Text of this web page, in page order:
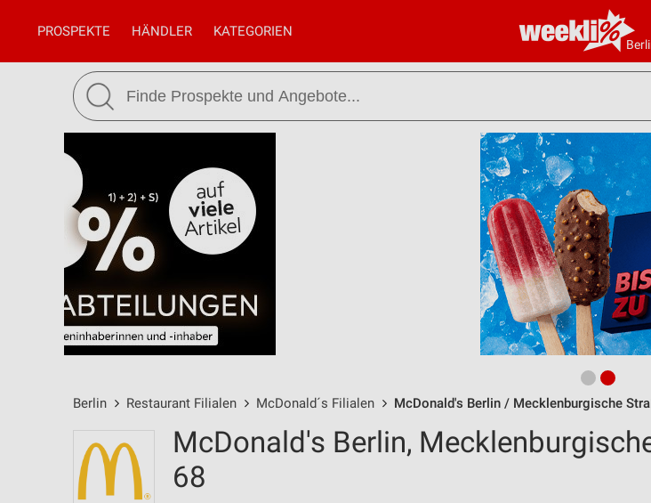
PROSPEKTE HÄNDLER KATEGORIEN
Berlin Restaurant Filialen McDonald´s Filialen McDonald's Berlin / Mecklenburgische
McDonald's Berlin,
68